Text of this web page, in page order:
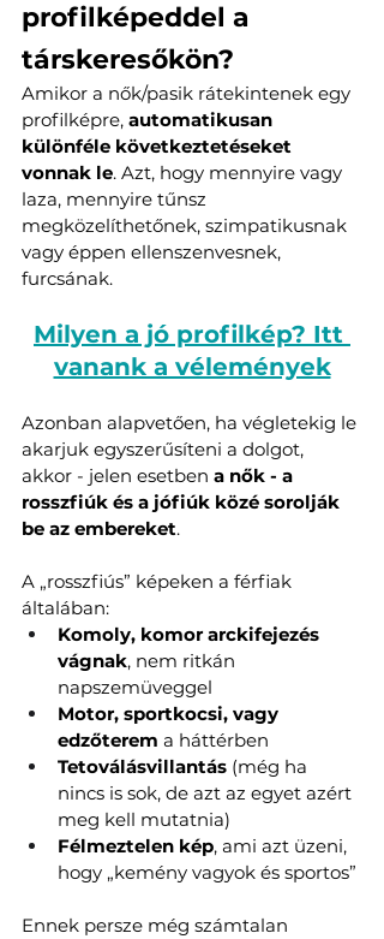
profilképeddel a
társkeresőkön?
Amikor a nők/pasik rátekintenek egy
profilképre, automatikusan
különféle következtetéseket
vonnak le. Azt, hogy mennyire vagy
laza, mennyire tűnsz
megközelíthetőnek, szimpatikusnak
vagy éppen ellenszenvesnek,
furcsának.
Milyen a jó profilkép? Itt
vanank a vélemények
Azonban alapvetően, ha végletekig le
akarjuk egyszerűsíteni a dolgot,
akkor - jelen esetben a nők - a
rosszfiúk és a jófiúk közé sorolják
be az embereket.
A „rosszfiús” képeken a férfiak
általában:
Komoly, komor arckifejezés
vágnak, nem ritkán
napszemüveggel
Motor, sportkocsi, vagy
edzőterem a háttérben
Tetoválásvillantás (még ha
nincs is sok, de azt az egyet azért
meg kell mutatnia)
Félmeztelen kép, ami azt üzeni,
hogy „kemény vagyok és sportos”
Ennek persze még számtalan